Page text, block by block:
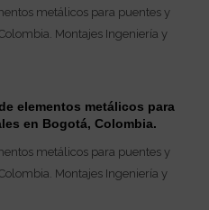
elementos metálicos para
en Bogotá, Colombia.